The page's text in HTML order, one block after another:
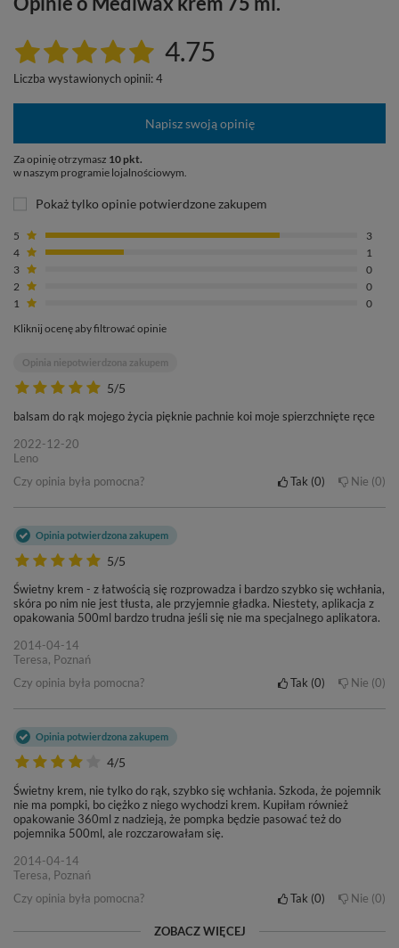
4.75
Liczba wystawionych opinii: 4
Napisz swoją opinię
Za opinię otrzymasz 10 pkt.
w naszym programie lojalnościowym.
Pokaż tylko opinie potwierdzone zakupem
5
3
4
1
3
0
2
0
1
0
Kliknij ocenę aby filtrować opinie
5/5
Opinia niepotwierdzona zakupem
balsam do rąk mojego życia pięknie pachnie koi moje spierzchnięte ręce
2022-12-20
Leno
Czy opinia była pomocna?
Tak 0 Nie 0
5/5
Opinia potwierdzona zakupem
Świetny krem - z łatwością się rozprowadza i bardzo szybko się wchłania,
skóra po nim nie jest tłusta, ale przyjemnie gładka. Niestety, aplikacja z
opakowania 500ml bardzo trudna jeśli się nie ma specjalnego aplikatora.
2014-04-14
Teresa, Poznań
Czy opinia była pomocna?
Tak 0 Nie 0
4/5
Opinia potwierdzona zakupem
Świetny krem, nie tylko do rąk, szybko się wchłania. Szkoda, że pojemnik
nie ma pompki, bo ciężko z niego wychodzi krem. Kupiłam również
opakowanie 360ml z nadzieją, że pompka będzie pasować też do
pojemnika 500ml, ale rozczarowałam się.
2014-04-14
Teresa, Poznań
Czy opinia była pomocna?
Tak 0 Nie 0
ZOBACZ WIĘCEJ